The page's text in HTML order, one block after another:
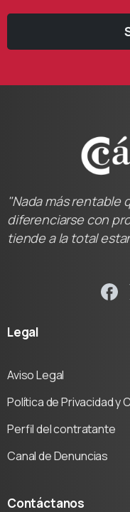
"Nada más rentable
diferenciarse con
tiende a la total
Legal
Aviso Legal
Política de Privacidad y
Perfil del contratante
Canal de Denuncias
Contáctanos